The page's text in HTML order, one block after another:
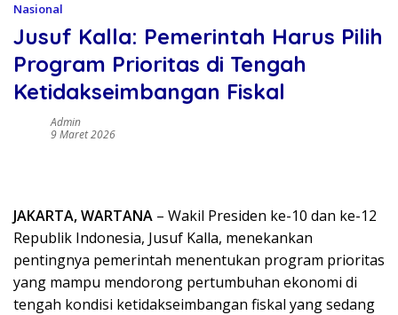
Nasional
Jusuf Kalla: Pemerintah Harus Pilih
Program Prioritas di Tengah
Ketidakseimbangan Fiskal
Admin
9 Maret 2026
JAKARTA, WARTANA – Wakil Presiden ke-10 dan ke-12
Republik Indonesia, Jusuf Kalla, menekankan
pentingnya pemerintah menentukan program prioritas
yang mampu mendorong pertumbuhan ekonomi di
tengah kondisi ketidakseimbangan fiskal yang sedang